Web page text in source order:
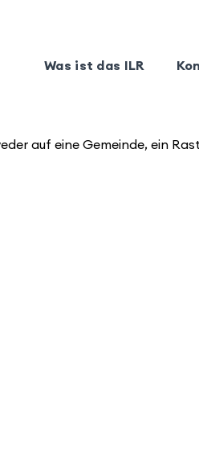
Was ist das ILR
auf eine Gemeinde, ein